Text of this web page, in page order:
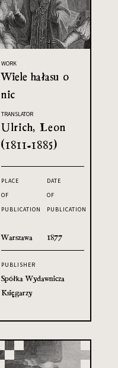
WORK
Wiele hałasu o
nic
TRANSLATOR
Ulrich, Leon
(1811-1885)
PLACE
OF
PUBLICATION
Warszawa
DATE
OF
PUBLICATION
1877
PUBLISHER
Spółka Wydawnicza
Księgarzy